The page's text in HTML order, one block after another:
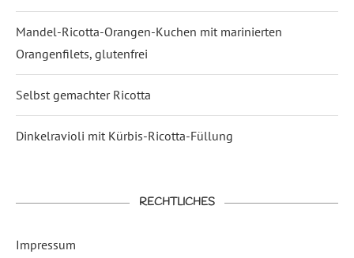
Mandel-Ricotta-Orangen-Kuchen mit marinierten
Orangenfilets, glutenfrei
Selbst gemachter Ricotta
Dinkelravioli mit Kürbis-Ricotta-Füllung
RECHTLICHES
Impressum